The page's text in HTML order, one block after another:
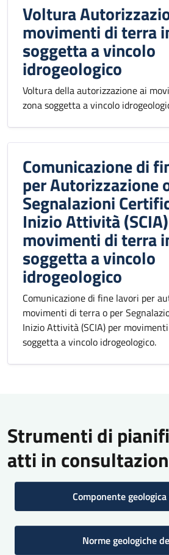
Voltura
movimenti di terra
soggetta a vincolo
idrogeologico
Voltura della autorizzazione ai
zona soggetta a vincolo
Comunicazione di
per Autorizzazione
Segnalazioni
Inizio Attività
movimenti di terra
soggetta a vincolo
idrogeologico
Comunicazione di fine lavori per
movimenti di terra o per
Inizio Attività (SCIA) per
soggetta a vincolo idrogeologico.
Strumenti di
atti in
Componente geologica
Norme geologiche